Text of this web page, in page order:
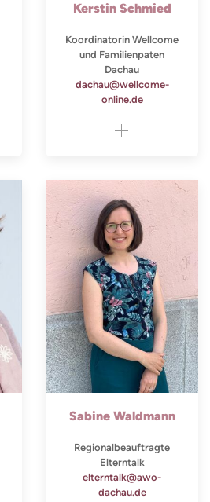
Kerstin Schmied
Koordinatorin Wellcome
und Familienpaten
Dachau
dachau@wellcome-
online.de
Sabine Waldmann
Regionalbeauftragte
Elterntalk
elterntalk@awo-
dachau.de